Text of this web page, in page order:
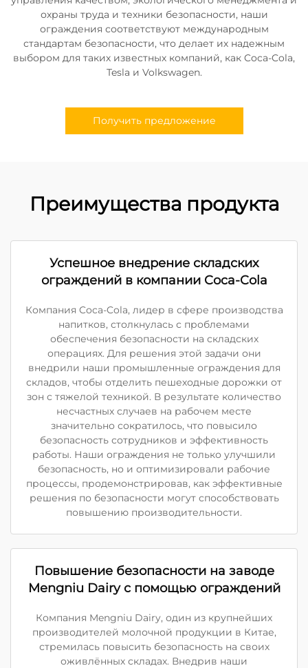
охраны труда и техники безопасности, наши
ограждения соответствуют международным
стандартам безопасности, что делает их надежным
выбором для таких известных компаний, как Coca-Cola,
Tesla и Volkswagen.
Получить предложение
Преимущества продукта
Успешное внедрение складских
ограждений в компании Coca-Cola
Компания Coca-Cola, лидер в сфере производства
напитков, столкнулась с проблемами
обеспечения безопасности на складских
операциях. Для решения этой задачи они
внедрили наши промышленные ограждения для
складов, чтобы отделить пешеходные дорожки от
зон с тяжелой техникой. В результате количество
несчастных случаев на рабочем месте
значительно сократилось, что повысило
безопасность сотрудников и эффективность
работы. Наши ограждения не только улучшили
безопасность, но и оптимизировали рабочие
процессы, продемонстрировав, как эффективные
решения по безопасности могут способствовать
повышению производительности.
Повышение безопасности на заводе
Mengniu Dairy с помощью ограждений
Компания Mengniu Dairy, один из крупнейших
производителей молочной продукции в Китае,
стремилась повысить безопасность на своих
оживлённых складах. Внедрив наши